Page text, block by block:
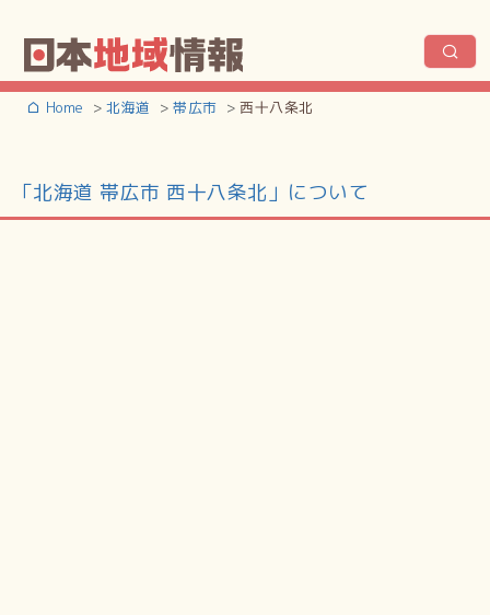
Home 北海道 帯広市 西十八条北
「北海道 帯広市 西十八条北」について